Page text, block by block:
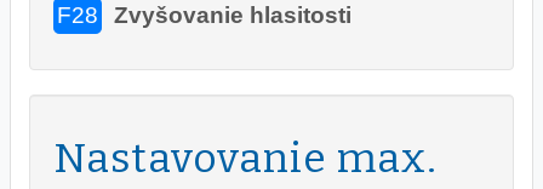
F28
Zvyšovanie hlasitosti
Nastavovanie max.